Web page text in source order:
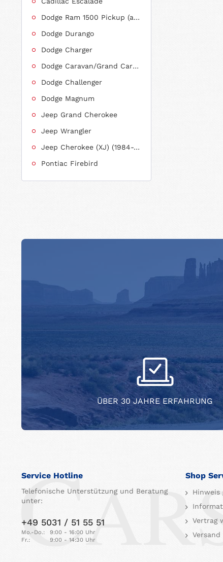
Dodge Ram 1500 Pickup (ab 2011 siehe RAM)
Dodge Durango
Dodge Charger
Dodge Caravan/Grand Caravan
Dodge Challenger
Dodge Magnum
Jeep Grand Cherokee
Jeep Wrangler
Jeep Cherokee (XJ) (1984-2001)
Pontiac Firebird
ÜBER 30 JAHRE ERFAHRUNG
Service Hotline
Telefonische Unterstützung und Beratung
unter:
+49 5031 / 51 55 51
Mo.-Do.:
9:00 - 16:00 Uhr
Fr.:
9:00 - 14:30 Uhr
Shop
Hinweis
Vertrag